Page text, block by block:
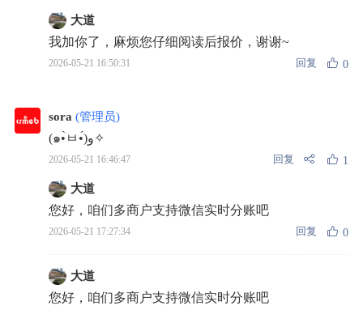
大道
我加你了，麻烦您仔细阅读后报价，谢谢~
2026-05-21 16:50:31 回复 0
sora (管理员)
(๑•̀ㅂ•́)و✧
2026-05-21 16:46:47 回复 1
大道
您好，咱们多商户支持微信实时分账吧
2026-05-21 17:27:34 回复 0
大道
您好，咱们多商户支持微信实时分账吧